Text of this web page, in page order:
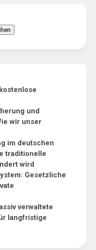
und
wir unser
im deutschen
traditionelle
wird
Gesetzliche
verwaltete
langfristige